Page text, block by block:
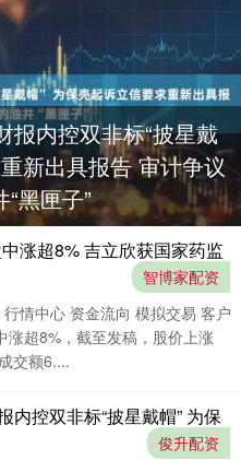
报内控双非标“披星戴
新出具报告 审计争议
黑匣子”
涨超8% 吉立欣获国家药监
智博家配资
情中心 资金流向 模拟交易 客户
涨超8%，截至发稿，股价上涨
交额6....
内控双非标“披星戴帽” 为保
俊升配资